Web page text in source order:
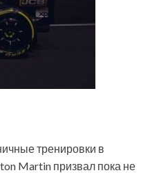
тренировки в
Martin призвал пока не